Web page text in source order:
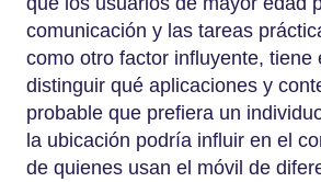
comunicación y las tareas
como otro factor influyente, tiene
distinguir qué aplicaciones y
probable que prefiera un
la ubicación podría influir en el
de quienes usan el móvil de